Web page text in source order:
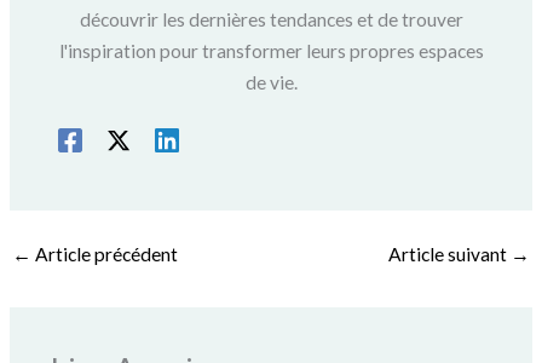
découvrir les dernières tendances et de trouver
l'inspiration pour transformer leurs propres espaces
de vie.
← Article précédent Article suivant →